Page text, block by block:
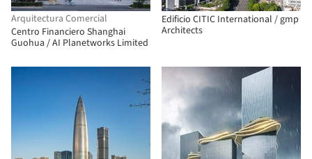
Arquitectura Comercial
Centro Financiero Shanghai
Guohua / AI Planetworks Limited
Edificio CITIC International / gmp
Architects